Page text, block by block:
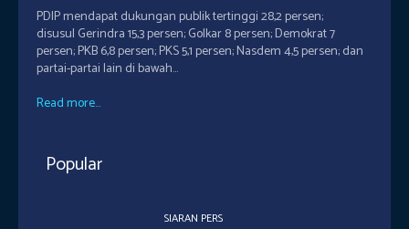
PDIP mendapat dukungan publik tertinggi 28,2 persen;
disusul Gerindra 15,3 persen; Golkar 8 persen; Demokrat 7
persen; PKB 6,8 persen; PKS 5,1 persen; Nasdem 4,5 persen; dan
partai-partai lain di bawah...
Read more...
Popular
SIARAN PERS